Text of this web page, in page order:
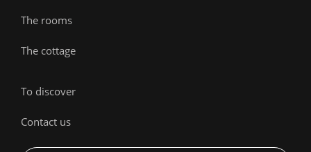
The rooms
The cottage
To discover
Contact us